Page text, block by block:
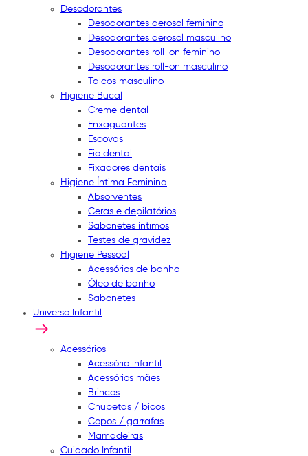
Desodorantes
Desodorantes aerosol feminino
Desodorantes aerosol masculino
Desodorantes roll-on feminino
Desodorantes roll-on masculino
Talcos masculino
Higiene Bucal
Creme dental
Enxaguantes
Escovas
Fio dental
Fixadores dentais
Higiene Íntima Feminina
Absorventes
Ceras e depilatórios
Sabonetes íntimos
Testes de gravidez
Higiene Pessoal
Acessórios de banho
Óleo de banho
Sabonetes
Universo Infantil
Acessórios
Acessório infantil
Acessórios mães
Brincos
Chupetas / bicos
Copos / garrafas
Mamadeiras
Cuidado Infantil